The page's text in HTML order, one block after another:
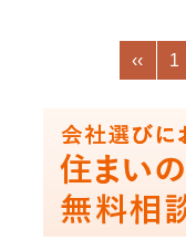
‹‹ 1